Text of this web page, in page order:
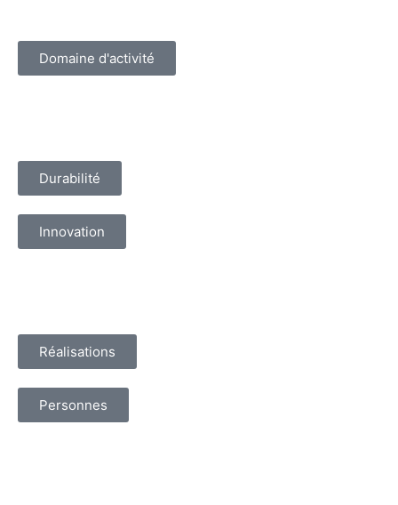
Domaine d'activité
Durabilité
Innovation
Réalisations
Personnes